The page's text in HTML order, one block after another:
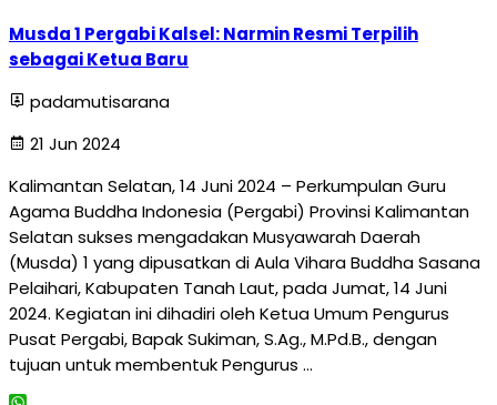
Musda 1 Pergabi Kalsel: Narmin Resmi Terpilih
sebagai Ketua Baru
padamutisarana
21 Jun 2024
Kalimantan Selatan, 14 Juni 2024 – Perkumpulan Guru
Agama Buddha Indonesia (Pergabi) Provinsi Kalimantan
Selatan sukses mengadakan Musyawarah Daerah
(Musda) 1 yang dipusatkan di Aula Vihara Buddha Sasana
Pelaihari, Kabupaten Tanah Laut, pada Jumat, 14 Juni
2024. Kegiatan ini dihadiri oleh Ketua Umum Pengurus
Pusat Pergabi, Bapak Sukiman, S.Ag., M.Pd.B., dengan
tujuan untuk membentuk Pengurus …